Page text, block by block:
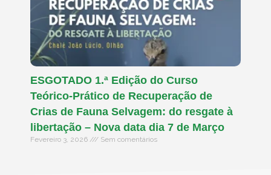
ESGOTADO 1.ª Edição do Curso
Teórico-Prático de Recuperação de
Crias de Fauna Selvagem: do resgate à
libertação – Nova data dia 7 de Março
Fevereiro 3, 2026 Sem comentários